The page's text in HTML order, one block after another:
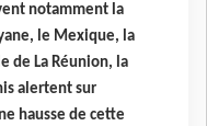
notamment la
le Mexique, la
de La Réunion, la
alertent sur
hausse de cette